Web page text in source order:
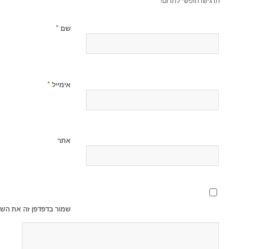
שם *
אימייל *
אתר
שמור בדפדפן זה את